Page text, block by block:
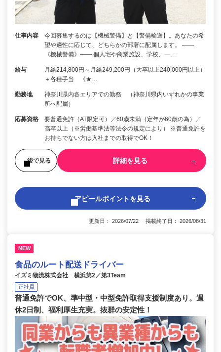
仕事内容
今回募集するのは【機械警備】と【警備輸送】。あなたの希
望や適性に応じて、どちらかの部署に配属します。 ――
《機械警備》―― 個人宅や商業施設、学校、一…
給与
月給214,800円～月給249,200円（大卒以上240,000円以上）
＋各種手当 《★…
勤務地
神奈川県内各エリアでの勤務 （神奈川県内いずれかの事業
所へ配属）
応募資格
要普通免許（AT限定可）／60歳未満（定年が60歳の為）／
高卒以上（※労働基準法等法令の規定により） ※普通免許を
お持ちでない方は入社までの取得でOK！
後で見る 詳細を見る
アピールポイントを見る
更新日： 2026/07/22 掲載終了日： 2026/08/31
NEW
食品のルート配送ドライバー
イズミ物流株式会社 横浜第2／第3Team
正社員
普通免許でOK、準中型・中型免許取得支援制度あり。週
休2日制、福利厚生充実。抜群の安定性！